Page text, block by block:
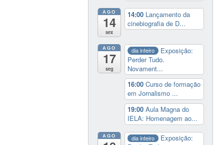
AGO
14
sex
14:00 Lançamento da
cinebiografia de D...
AGO
17
seg
dia inteiro
Exposição:
Perder Tudo.
Novament...
16:00Curso de formação
em Jornalismo ...
19:00Aula Magna do
IELA: Homenagem ao...
AGO dia inteiro
Exposição: